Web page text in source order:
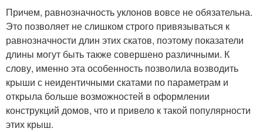
Причем, равнозначность уклонов вовсе не обязательна.
Это позволяет не слишком строго привязываться к
равнозначности длин этих скатов, поэтому показатели
длины могут быть также совершено различными. К
слову, именно эта особенность позволила возводить
крыши с неидентичными скатами по параметрам и
открыла больше возможностей в оформлении
конструкций домов, что и привело к такой популярности
этих крыш.